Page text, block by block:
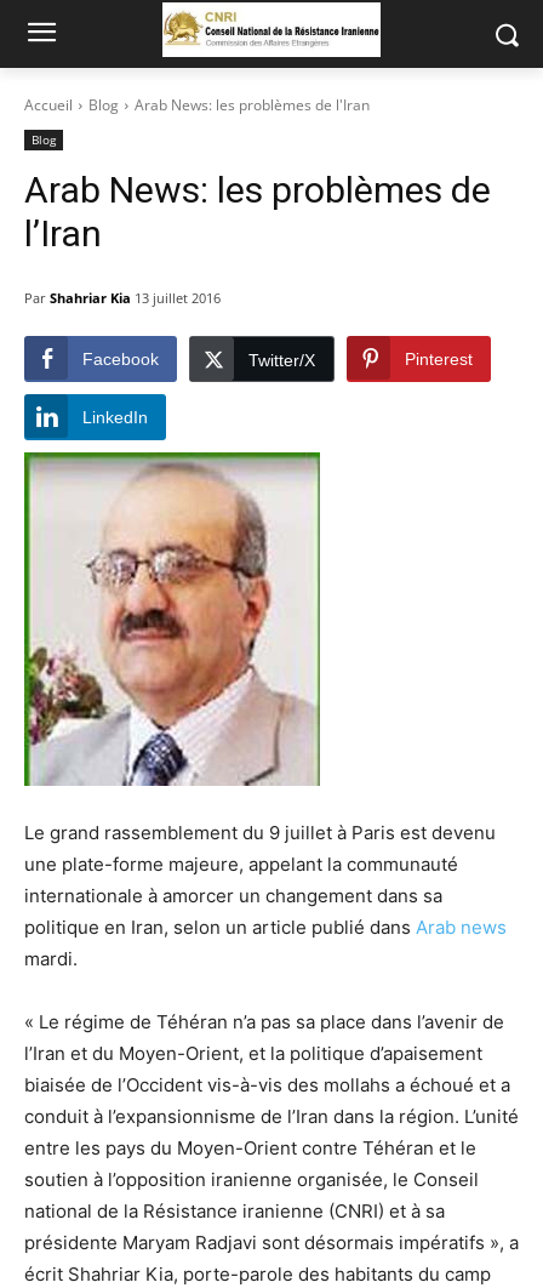
Accueil Blog Arab News: les problèmes de l'Iran
Blog
Arab News: les problèmes de
l’Iran
Par Shahriar Kia 13 juillet 2016
Facebook Twitter/X Pinterest
LinkedIn
Le grand rassemblement du 9 juillet à Paris est devenu
une plate-forme majeure, appelant la communauté
internationale à amorcer un changement dans sa
politique en Iran, selon un article publié dans Arab news
mardi.
« Le régime de Téhéran n’a pas sa place dans l’avenir de
l’Iran et du Moyen-Orient, et la politique d’apaisement
biaisée de l’Occident vis-à-vis des mollahs a échoué et a
conduit à l’expansionnisme de l’Iran dans la région. L’unité
entre les pays du Moyen-Orient contre Téhéran et le
soutien à l’opposition iranienne organisée, le Conseil
national de la Résistance iranienne (CNRI) et à sa
présidente Maryam Radjavi sont désormais impératifs », a
écrit Shahriar Kia, porte-parole des habitants du camp